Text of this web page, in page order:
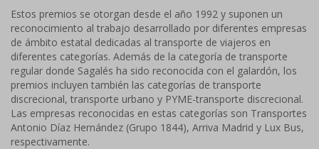
Estos premios se otorgan desde el año 1992 y suponen un
reconocimiento al trabajo desarrollado por diferentes empresas
de ámbito estatal dedicadas al transporte de viajeros en
diferentes categorías. Además de la categoría de transporte
regular donde Sagalés ha sido reconocida con el galardón, los
premios incluyen también las categorías de transporte
discrecional, transporte urbano y PYME-transporte discrecional.
Las empresas reconocidas en estas categorías son Transportes
Antonio Díaz Hernández (Grupo 1844), Arriva Madrid y Lux Bus,
respectivamente.